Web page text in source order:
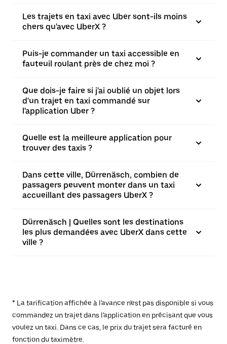
Les trajets en taxi avec Uber sont-ils moins
chers qu'avec UberX ?
Puis-je commander un taxi accessible en
fauteuil roulant près de chez moi ?
Que dois-je faire si j'ai oublié un objet lors
d'un trajet en taxi commandé sur
l'application Uber ?
Quelle est la meilleure application pour
trouver des taxis ?
Dans cette ville, Dürrenäsch, combien de
passagers peuvent monter dans un taxi
accueillant des passagers UberX ?
Dürrenäsch | Quelles sont les destinations
les plus demandées avec UberX dans cette
ville ?
* La tarification affichée à l'avance n'est pas disponible si vous
commandez un trajet dans l'application en précisant que vous
voulez un taxi. Dans ce cas, le prix du trajet sera facturé en
fonction du taximètre.